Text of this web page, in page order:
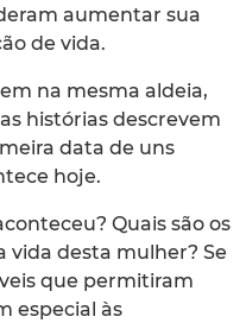
aumentar sua
de vida.
na mesma aldeia,
histórias descrevem
data de uns
hoje.
Quais são os
desta mulher? Se
que permitiram
especial às